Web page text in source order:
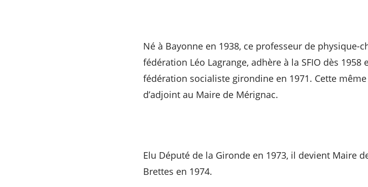
Né à Bayonne en 1938, ce professeur de physique-
fédération Léo Lagrange, adhère à la SFIO dès
fédération socialiste girondine en 1971. Cette
d’adjoint au Maire de Mérignac.
Elu Député de la Gironde en 1973, il devient Maire
Brettes en 1974.